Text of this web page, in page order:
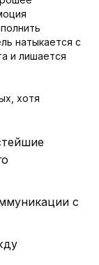
натыкается с
и лишается
хотя
с